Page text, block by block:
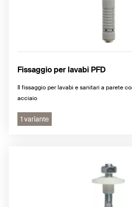
Fissaggio per lavabi PFD
Il fissaggio per lavabi e sanitari a parete
acciaio
1 variante